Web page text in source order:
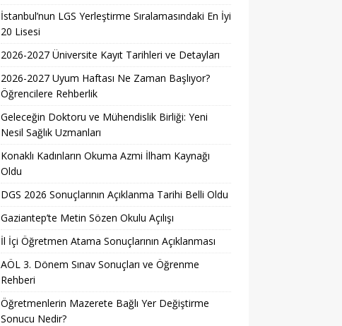
İstanbul’nun LGS Yerleştirme Sıralamasındaki En İyi
20 Lisesi
2026-2027 Üniversite Kayıt Tarihleri ve Detayları
2026-2027 Uyum Haftası Ne Zaman Başlıyor?
Öğrencilere Rehberlik
Geleceğin Doktoru ve Mühendislik Birliği: Yeni
Nesil Sağlık Uzmanları
Konaklı Kadınların Okuma Azmi İlham Kaynağı
Oldu
DGS 2026 Sonuçlarının Açıklanma Tarihi Belli Oldu
Gaziantep’te Metin Sözen Okulu Açılışı
İl İçi Öğretmen Atama Sonuçlarının Açıklanması
AÖL 3. Dönem Sınav Sonuçları ve Öğrenme
Rehberi
Öğretmenlerin Mazerete Bağlı Yer Değiştirme
Sonucu Nedir?